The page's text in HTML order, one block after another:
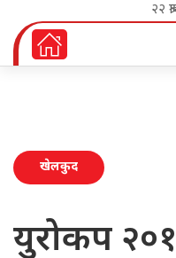
२२
खेलकुद
युरोकप